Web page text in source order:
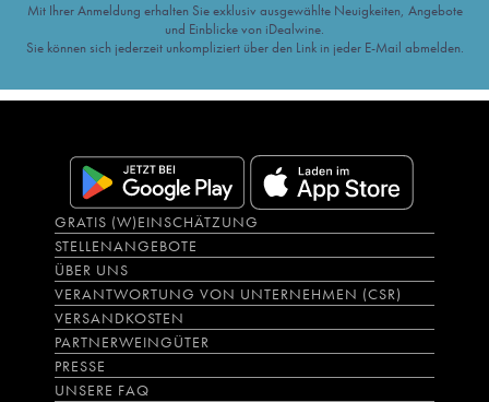
Mit Ihrer Anmeldung erhalten Sie exklusiv ausgewählte Neuigkeiten, Angebote
und Einblicke von iDealwine.
Sie können sich jederzeit unkompliziert über den Link in jeder E-Mail abmelden.
GRATIS (W)EINSCHÄTZUNG
STELLENANGEBOTE
ÜBER UNS
VERANTWORTUNG VON UNTERNEHMEN (CSR)
VERSANDKOSTEN
PARTNERWEINGÜTER
PRESSE
UNSERE FAQ